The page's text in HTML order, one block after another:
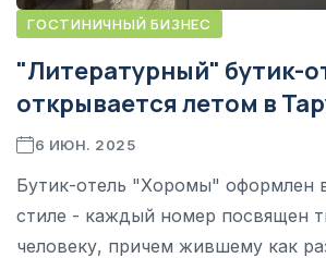
ГОСТИНИЧНЫЙ БИЗНЕС
"Литературный" бутик-
открывается летом в
6 ИЮН. 2025
Бутик-отель "Хоромы" оформлен
стиле - каждый номер посвящен
человеку, причем жившему как